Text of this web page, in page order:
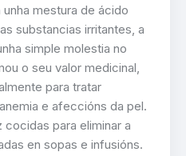
mestura de ácido
substancias irritantes, a
simple molestia no
o seu valor medicinal,
para tratar
e afeccións da pel.
para eliminar a
en sopas e infusións.